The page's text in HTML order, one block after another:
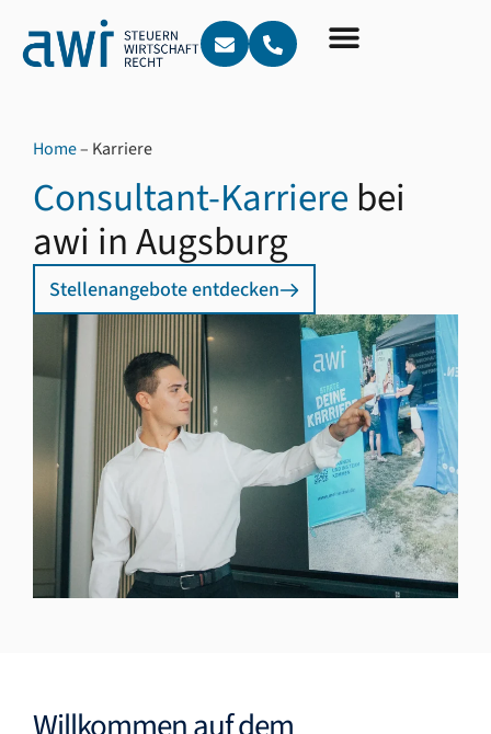
Home– Karriere
Consultant-Karriere bei
awi in Augsburg
Stellenangebote entdecken